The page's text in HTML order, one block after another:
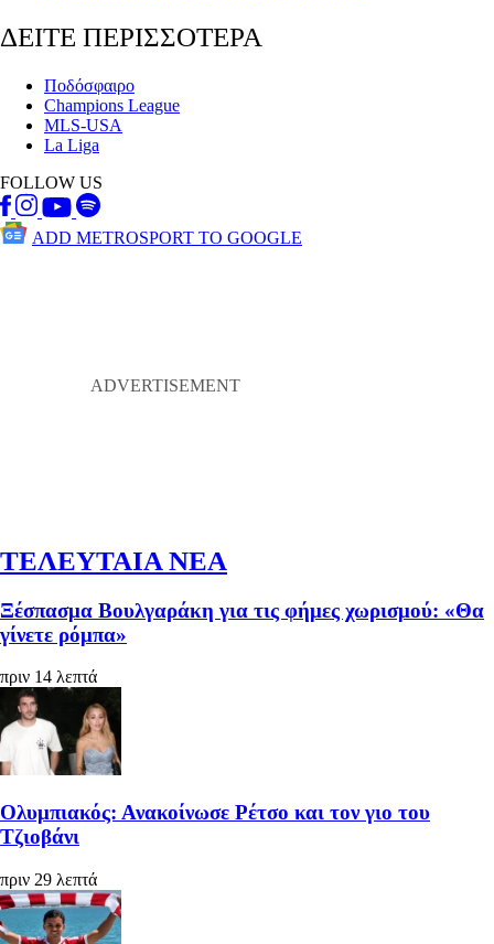
ΔΕΙΤΕ ΠΕΡΙΣΣΟΤΕΡΑ
Ποδόσφαιρο
Champions League
MLS-USA
La Liga
FOLLOW US
ADD METROSPORT TO GOOGLE
ΤΕΛΕΥΤΑΙΑ ΝΕΑ
Ξέσπασμα Βουλγαράκη για τις φήμες χωρισμού: «Θα
γίνετε ρόμπα»
πριν 14 λεπτά
Ολυμπιακός: Ανακοίνωσε Ρέτσο και τον γιο του
Τζιοβάνι
πριν 29 λεπτά